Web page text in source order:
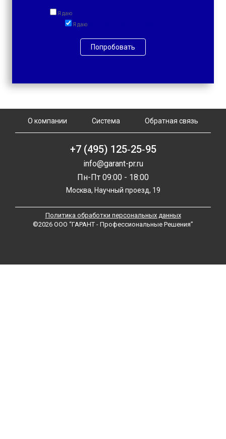
Я даю
Я даю
Попробовать
О компании Система Обратная связь
+7 (495) 125‑25‑95
info@garant-pr.ru
Пн-Пт 09:00 - 18:00
Москва, Научный проезд, 19
Политика обработки персональных данных
©2026 ООО “ГАРАНТ - Профессиональные Решения”